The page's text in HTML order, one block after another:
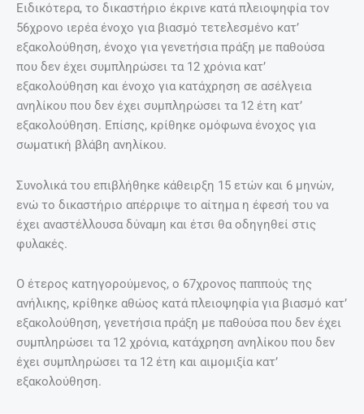
Ειδικότερα, το δικαστήριο έκρινε κατά πλειοψηφία τον
56χρονο ιερέα ένοχο για βιασμό τετελεσμένο κατ’
εξακολούθηση, ένοχο για γενετήσια πράξη με παθούσα
που δεν έχει συμπληρώσει τα 12 χρόνια κατ’
εξακολούθηση και ένοχο για κατάχρηση σε ασέλγεια
ανηλίκου που δεν έχει συμπληρώσει τα 12 έτη κατ’
εξακολούθηση. Επίσης, κρίθηκε ομόφωνα ένοχος για
σωματική βλάβη ανηλίκου.
Συνολικά του επιβλήθηκε κάθειρξη 15 ετών και 6 μηνών,
ενώ το δικαστήριο απέρριψε το αίτημα η έφεσή του να
έχει αναστέλλουσα δύναμη και έτσι θα οδηγηθεί στις
φυλακές.
Ο έτερος κατηγορούμενος, ο 67χρονος παππούς της
ανήλικης, κρίθηκε αθώος κατά πλειοψηφία για βιασμό κατ’
εξακολούθηση, γενετήσια πράξη με παθούσα που δεν έχει
συμπληρώσει τα 12 χρόνια, κατάχρηση ανηλίκου που δεν
έχει συμπληρώσει τα 12 έτη και αιμομιξία κατ’
εξακολούθηση.